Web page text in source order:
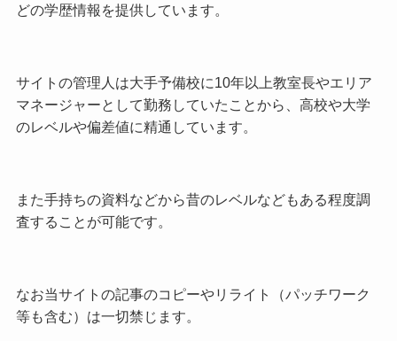
どの学歴情報を提供しています。
サイトの管理人は大手予備校に10年以上教室長やエリア
マネージャーとして勤務していたことから、高校や大学
のレベルや偏差値に精通しています。
また手持ちの資料などから昔のレベルなどもある程度調
査することが可能です。
なお当サイトの記事のコピーやリライト（パッチワーク
等も含む）は一切禁じます。